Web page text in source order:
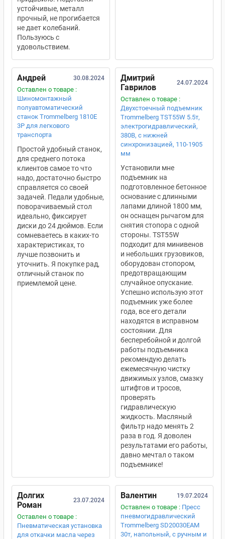
устойчивые, металл
прочный, не прогибается
не дает колебаний.
Пользуюсь с
удовольствием.
Андрей 30.08.2024
Оставлен о товаре :
Шиномонтажный
полуавтоматический
станок Trommelberg 1810E
3P для легкового
транспорта
Простой удобный станок,
для среднего потока
клиентов самое то что
надо, достаточно быстро
справляется со своей
задачей. Педали удобные,
поворачиваемый стол
идеально, фиксирует
диски до 24 дюймов. Если
сомневаетесь в каких-то
характеристиках, то
лучше позвонить и
уточнить. Я покупке рад,
отличный станок по
приемлемой цене.
Дмитрий
Гаврилов
24.07.2024
Оставлен о товаре :
Двухстоечный подъемник
Trommelberg TST55W 5.5т,
электрогидравлический,
380В, с нижней
синхронизацией, 110-1905
мм
Установили мне
подъемник на
подготовленное бетонное
основание с длинными
лапами длиной 1800 мм,
он оснащен рычагом для
снятия стопора с одной
стороны. TST55W
подходит для минивенов
и небольших грузовиков,
оборудован стопором,
предотвращающим
случайное опускание.
Успешно использую этот
подъемник уже более
года, все его детали
находятся в исправном
состоянии. Для
бесперебойной и долгой
работы подъемника
рекомендую делать
ежемесячную чистку
движимых узлов, смазку
штифтов и тросов,
проверять
гидравлическую
жидкость. Масляный
фильтр надо менять 2
раза в год. Я доволен
результатами его работы,
давно мечтал о таком
подъемнике!
Долгих
Роман
23.07.2024
Оставлен о товаре :
Пневматическая установка
для откачки масла через
Валентин 19.07.2024
Оставлен о товаре : Пресс
пневмогидравлический
Trommelberg SD20030EAM
30т, напольный, с ручным и